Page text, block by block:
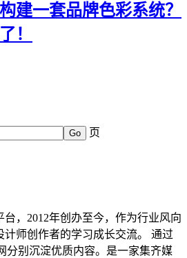
建一套品牌色彩系统？
！
Go
页
，2012年创办至今，作为行业风向
计师创作者的学习成长交流。 通过
分别沉淀优质内容。是一家集齐媒